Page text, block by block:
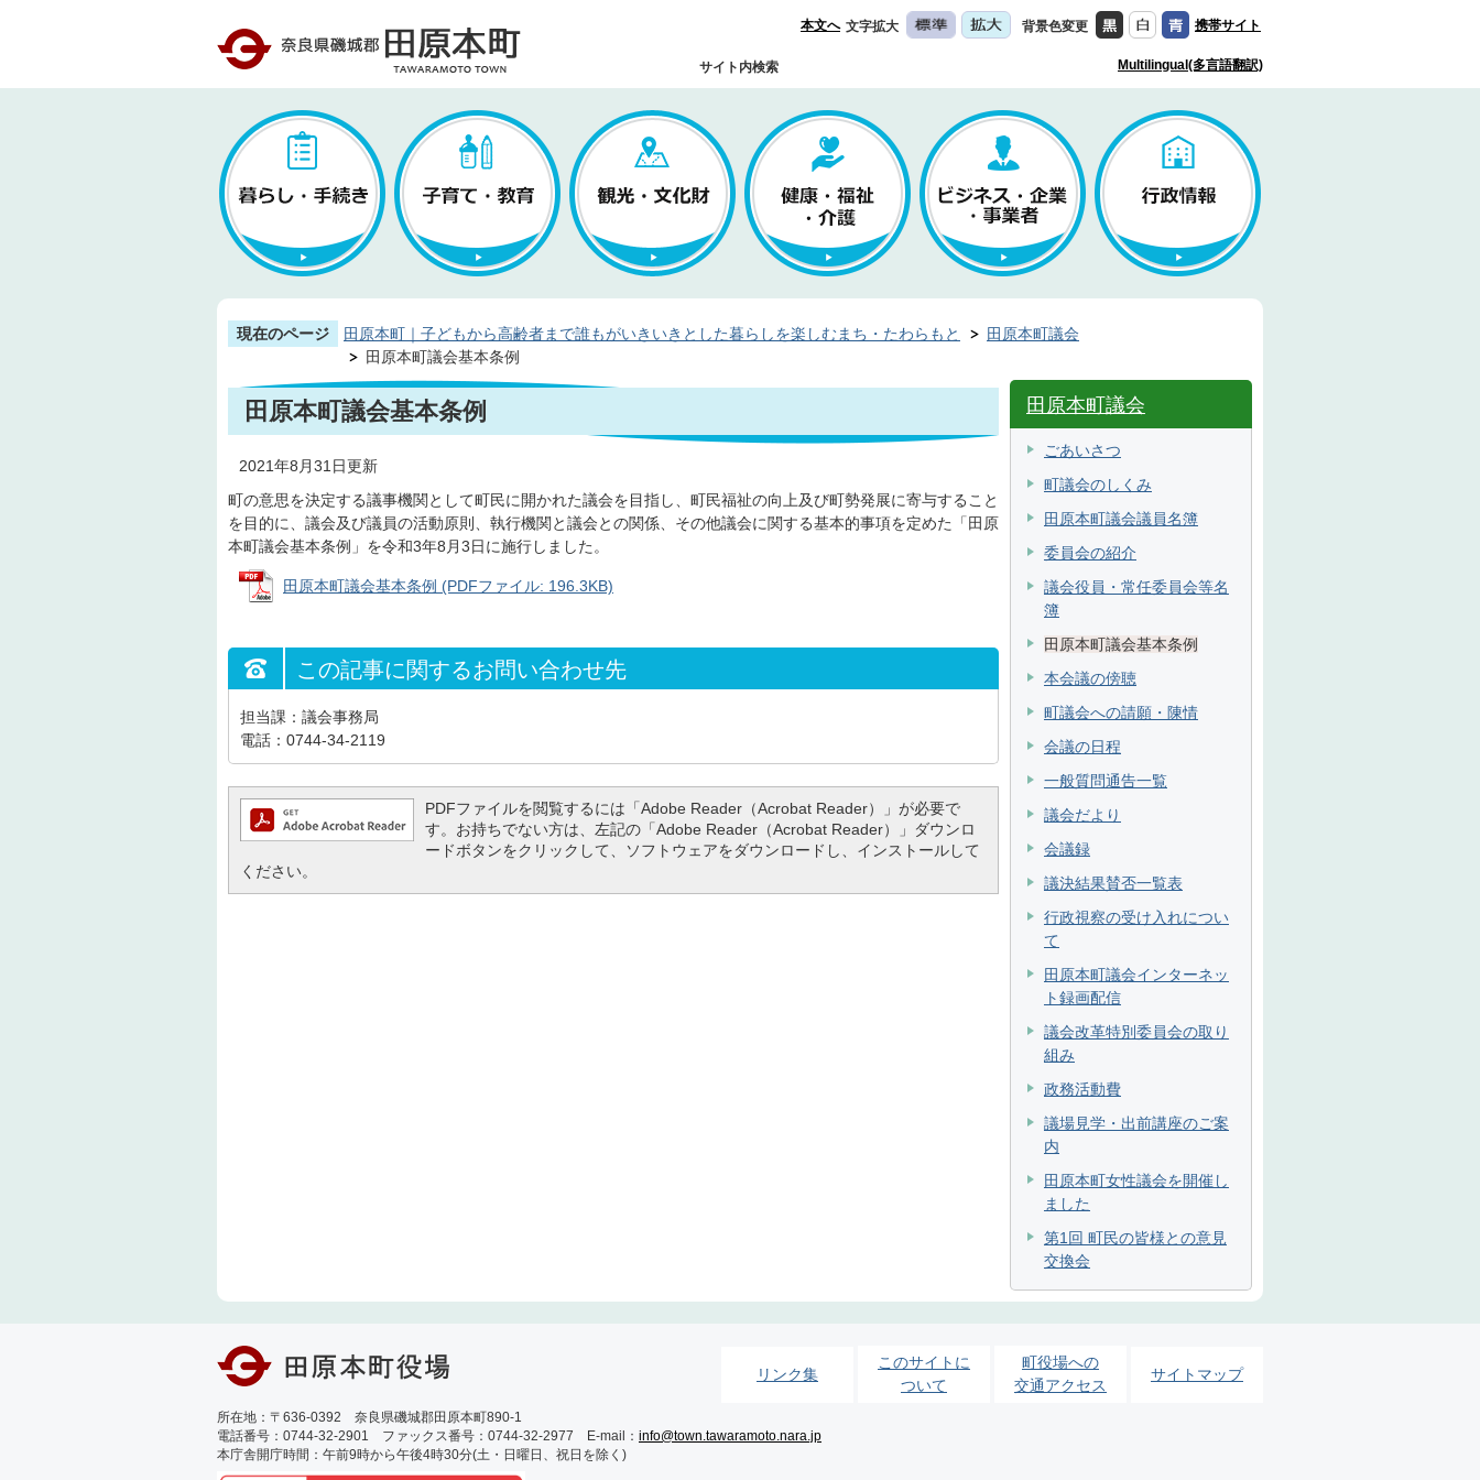
本文へ 文字拡大 背景色変更 携帯サイト
サイト内検索 Multilingual(多言語翻訳)
現在のページ 田原本町｜子どもから高齢者まで誰もがいきいきとした暮らしを楽しむまち・たわらもと
田原本町議会
田原本町議会基本条例
田原本町議会基本条例
2021年8月31日更新
町の意思を決定する議事機関として町民に開かれた議会を目指し、町民福祉の向上及び町勢発展に寄与すること
を目的に、議会及び議員の活動原則、執行機関と議会との関係、その他議会に関する基本的事項を定めた「田原
本町議会基本条例」を令和3年8月3日に施行しました。
田原本町議会基本条例 (PDFファイル: 196.3KB)
この記事に関するお問い合わせ先
担当課：議会事務局
電話：0744-34-2119
PDFファイルを閲覧するには「Adobe Reader（Acrobat Reader）」が必要で
す。お持ちでない方は、左記の「Adobe Reader（Acrobat Reader）」ダウンロ
ードボタンをクリックして、ソフトウェアをダウンロードし、インストールして
ください。
田原本町議会
ごあいさつ
町議会のしくみ
田原本町議会議員名簿
委員会の紹介
議会役員・常任委員会等名
簿
田原本町議会基本条例
本会議の傍聴
町議会への請願・陳情
会議の日程
一般質問通告一覧
議会だより
会議録
議決結果賛否一覧表
行政視察の受け入れについ
て
田原本町議会インターネッ
ト録画配信
議会改革特別委員会の取り
組み
政務活動費
議場見学・出前講座のご案
内
田原本町女性議会を開催し
ました
第1回 町民の皆様との意見
交換会
リンク集
このサイトに
ついて
町役場への
交通アクセス
サイトマップ
所在地：〒636-0392 奈良県磯城郡田原本町890-1
電話番号：0744-32-2901 ファックス番号：0744-32-2977 E-mail： info@town.tawaramoto.nara.jp
本庁舎開庁時間：午前9時から午後4時30分(土・日曜日、祝日を除く)